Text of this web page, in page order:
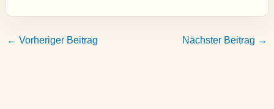
← Vorheriger Beitrag Nächster Beitrag →